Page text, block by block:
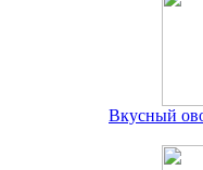
Вкусный